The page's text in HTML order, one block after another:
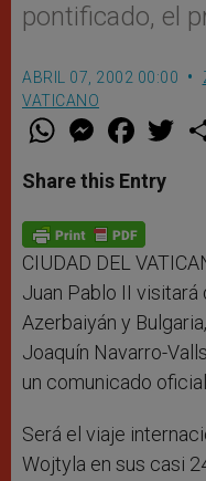
pontificado, el
ABRIL 07, 2002 00:00
VATICANO
W
t
s
p
p
M
e
s
e
g
e
r
F
a
e
b
o
k
w
Share this Entry
CIUDAD DEL
Juan Pablo II
Azerbaiyán y
Joaquín Navarro-
un comunicado
Será el viaje
Wojtyla en sus casi